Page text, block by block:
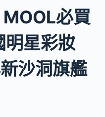
必買
明星彩妝
沙洞旗艦